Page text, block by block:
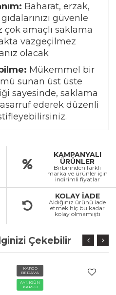
Baharat, erzak,
güvenle
amaçlı saklama
vazgeçilmez
olacak
Mükemmel bir
sunan üst üste
sayesinde, saklama
ederek düzenli
KAMPANYALI
ÜRÜNLER
Birbirinden farklı
marka ve ürünler için
indirimli fiyatlar
KOLAY İADE
Aldığınız ürünü iade
etmek hiç bu kadar
kolay olmamıştı
Çekebilir
KARGO
BEDAVA
AYNIGÜN
KARGO